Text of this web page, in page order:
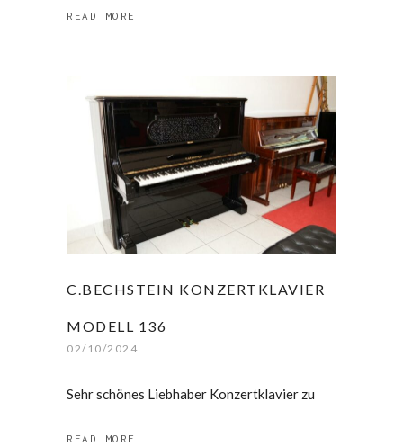
READ MORE
C.BECHSTEIN KONZERTKLAVIER
MODELL 136
02/10/2024
Sehr schönes Liebhaber Konzertklavier zu
READ MORE